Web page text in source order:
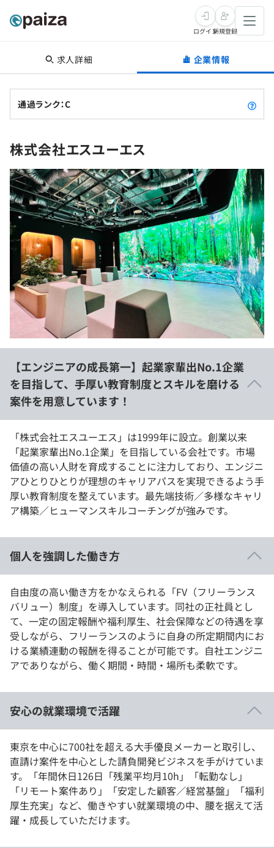
転職・キャリア
転職成功ガイド
転職エージェント
インタビュー
転職成功ガイド
新卒就活
求人検索
本選考
インターン
新卒エージェント
イベント・セミナー
インタビュー
学習
講座一覧
問題集
4択課題
ナレッジ
リファレンス
プラン
個人向けプラン
法人向けプラン
学校向けプラン
契約内容・クーポン
スキルチェック
プログラミング言語
SQL
評価結果一覧
再チャレンジ結果一覧
ゲーム・マンガ
メディア
Tech Team Journal
paiza times
paizaとは？
ログイン新規登録
求人詳細 企業情報
通過ランク：C
株式会社エスユーエス
【エンジニアの成長第一】起業家輩出No.1企業
を目指して、手厚い教育制度とスキルを磨ける
案件を用意しています！
「株式会社エスユーエス」は1999年に設立。創業以来
「起業家輩出No.1企業」を目指している会社です。市場
価値の高い人財を育成することに注力しており、エンジニ
アひとりひとりが理想のキャリアパスを実現できるよう手
厚い教育制度を整えています。最先端技術／多様なキャリ
ア構築／ヒューマンスキルコーチングが強みです。
個人を強調した働き方
自由度の高い働き方をかなえられる「FV（フリーランス
バリュー）制度」を導入しています。同社の正社員とし
て、一定の固定報酬や福利厚生、社会保障などの待遇を享
受しながら、フリーランスのように自身の所定期間内にお
ける業績連動の報酬を得ることが可能です。自社エンジニ
アでありながら、働く期間・時間・場所も柔軟です。
安心の就業環境で活躍
東京を中心に700社を超える大手優良メーカーと取引し、
直請け案件を中心とした請負開発ビジネスを手がけていま
す。「年間休日126日「残業平均月10h」「転勤なし」
「リモート案件あり」「安定した顧客／経営基盤」「福利
厚生充実」など、働きやすい就業環境の中、腰を据えて活
躍・成長していただけます。